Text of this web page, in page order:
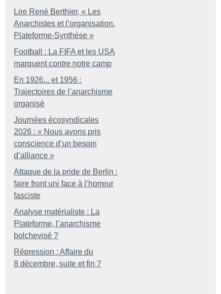
Lire René Berthier, « Les
Anarchistes et l’organisation.
Plateforme-Synthèse »
Football : La FIFA et les USA
marquent contre notre camp
En 1926... et 1956 :
Trajectoires de l’anarchisme
organisé
Journées écosyndicales
2026 : « Nous avons pris
conscience d’un besoin
d’alliance »
Attaque de la pride de Berlin :
faire front uni face à l’horreur
fasciste
Analyse matérialiste : La
Plateforme, l’anarchisme
bolchevisé ?
Répression : Affaire du
8 décembre, suite et fin ?